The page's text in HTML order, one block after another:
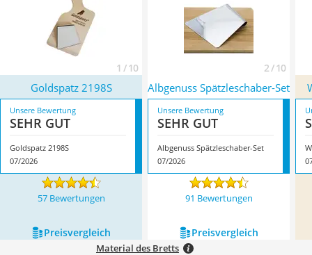
1 / 10 2 / 10
Goldspatz 2198S Albgenuss Spätzleschaber-Set
Unsere Bewertung
SEHR GUT
Goldspatz 2198S
07/2026
Unsere Bewertung
SEHR GUT
Albgenuss Spätzleschaber-Set
07/2026
57 Bewertungen 91 Bewertungen
Preis­vergleich Preis­vergleich
Material des Bretts